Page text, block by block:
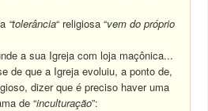
“tolerância“ religiosa “vem do próprio
a sua Igreja com loja maçônica...
de que a Igreja evoluiu, a ponto de,
dizer que é preciso haver uma
de “inculturação”: